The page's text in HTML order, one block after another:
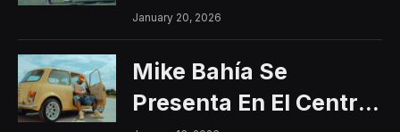
2026
January 20, 2026
Mike Bahía Se
Presenta En El Centro